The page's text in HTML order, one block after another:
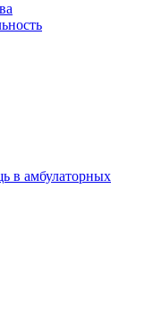
в амбулаторных